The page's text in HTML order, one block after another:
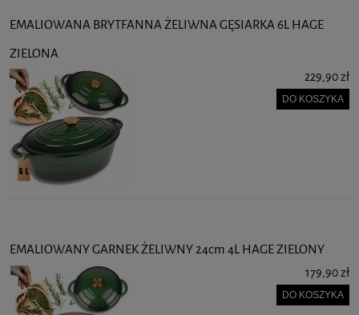
EMALIOWANA BRYTFANNA ŻELIWNA GĘSIARKA 6L HAGE
ZIELONA
229,90 zł
DO KOSZYKA
EMALIOWANY GARNEK ŻELIWNY 24cm 4L HAGE ZIELONY
179,90 zł
DO KOSZYKA